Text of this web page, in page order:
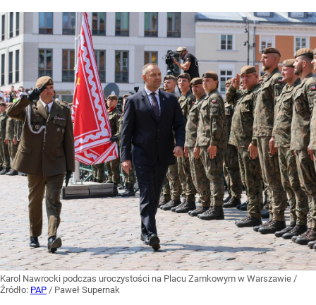
Karol Nawrocki podczas uroczystości na Placu Zamkowym w Warszawie /
Źródło: PAP / Paweł Supernak